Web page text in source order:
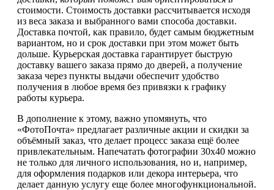
стоимости. Стоимость доставки рассчитывается исходя
из веса заказа и выбранного вами способа доставки.
Доставка почтой, как правило, будет самым бюджетным
вариантом, но и срок доставки при этом может быть
дольше. Курьерская доставка гарантирует быструю
доставку вашего заказа прямо до дверей, а получение
заказа через пункты выдачи обеспечит удобство
получения в любое время без привязки к графику
работы курьера.
В дополнение к этому, важно упомянуть, что
«ФотоПочта» предлагает различные акции и скидки за
объёмный заказ, что делает процесс заказа ещё более
привлекательным. Напечатать фотографии 30х40 можно
не только для личного использования, но и, например,
для оформления подарков или декора интерьера, что
делает данную услугу еще более многофункциональной.